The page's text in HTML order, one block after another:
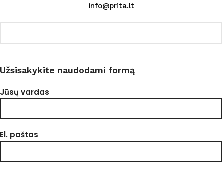
info@prita.lt
Užsisakykite naudodami formą
Jūsų vardas
El. paštas